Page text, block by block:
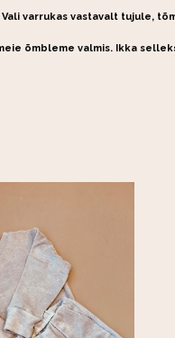
Vali varrukas vastavalt tujule,
õmbleme valmis. Ikka